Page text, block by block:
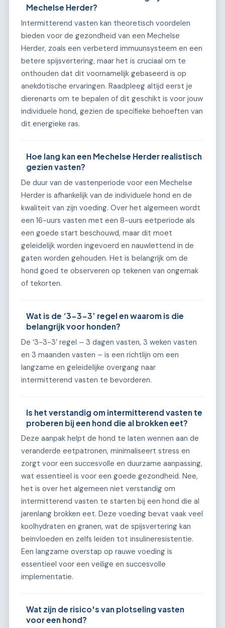
Mechelse Herder?
Intermitterend vasten kan theoretisch voordelen
bieden voor de gezondheid van een Mechelse
Herder, zoals een verbeterd immuunsysteem en een
betere spijsvertering, maar het is cruciaal om te
onthouden dat dit voornamelijk gebaseerd is op
anekdotische ervaringen. Raadpleeg altijd eerst je
dierenarts om te bepalen of dit geschikt is voor jouw
individuele hond, gezien de specifieke behoeften van
dit energieke ras.
Hoe lang kan een Mechelse Herder realistisch
gezien vasten?
De duur van de vastenperiode voor een Mechelse
Herder is afhankelijk van de individuele hond en de
kwaliteit van zijn voeding. Over het algemeen wordt
een 16-uurs vasten met een 8-uurs eetperiode als
een goede start beschouwd, maar dit moet
geleidelijk worden ingevoerd en nauwlettend in de
gaten worden gehouden. Het is belangrijk om de
hond goed te observeren op tekenen van ongemak
of tekorten.
Wat is de ‘3-3-3’ regel en waarom is die
belangrijk voor honden?
De ‘3-3-3’ regel – 3 dagen vasten, 3 weken vasten
en 3 maanden vasten – is een richtlijn om een
langzame en geleidelijke overgang naar
intermitterend vasten te bevorderen.
Is het verstandig om intermitterend vasten te
proberen bij een hond die al brokken eet?
Deze aanpak helpt de hond te laten wennen aan de
veranderde eetpatronen, minimaliseert stress en
zorgt voor een succesvolle en duurzame aanpassing,
wat essentieel is voor een goede gezondheid. Nee,
het is over het algemeen niet verstandig om
intermitterend vasten te starten bij een hond die al
jarenlang brokken eet. Deze voeding bevat vaak veel
koolhydraten en granen, wat de spijsvertering kan
beïnvloeden en zelfs leiden tot insulineresistentie.
Een langzame overstap op rauwe voeding is
essentieel voor een veilige en succesvolle
implementatie.
Wat zijn de risico's van plotseling vasten
voor een hond?